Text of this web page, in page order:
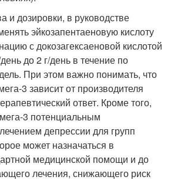
и дозировки, в руководстве
эйкозапентаеновую кислоту
с докозагексаеновой кислотой
до 2 г/день в течение по
При этом важно понимать, что
3 зависит от производителя
ответ. Кроме того,
3 потенциальным
депрессии для групп
может назначаться в
медицинской помощи и до
лечения, снижающего риск